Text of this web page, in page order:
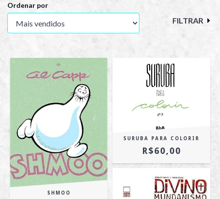
Ordenar por
FILTRAR
SHMOO
SURUBA PARA COLORIR
R$60,00